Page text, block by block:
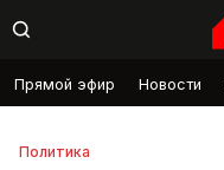
Прямой эфир Новости
Политика